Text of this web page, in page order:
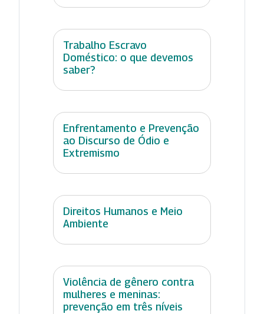
Trabalho Escravo
Doméstico: o que devemos
saber?
Enfrentamento e Prevenção
ao Discurso de Ódio e
Extremismo
Direitos Humanos e Meio
Ambiente
Violência de gênero contra
mulheres e meninas:
prevenção em três níveis